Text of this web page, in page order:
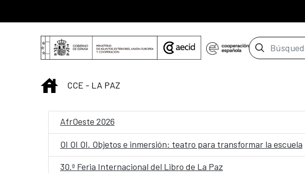
Barra de
INICIO
CCE - LA PAZ
AfrOeste 2026
OI OI OI. Objetos e inmersión: teatro para transformar la escuela
30.ª Feria Internacional del Libro de La Paz